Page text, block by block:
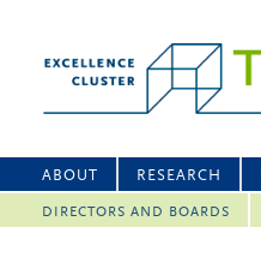
ABOUT RESEARCH
DIRECTORS AND BOARDS